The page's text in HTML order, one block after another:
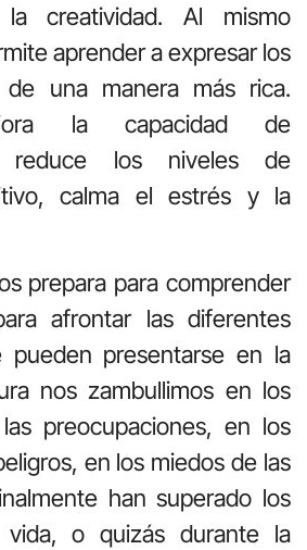
creatividad. Al mismo
aprender a expresar los
de una manera más rica.
la capacidad de
reduce los niveles de
calma el estrés y la
prepara para comprender
afrontar las diferentes
pueden presentarse en la
nos zambullimos en los
preocupaciones, en los
en los miedos de las
han superado los
o quizás durante la